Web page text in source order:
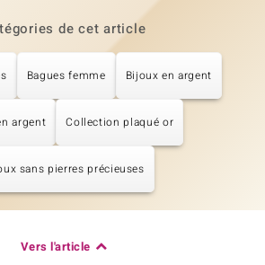
de cet article
Bagues femme Bijoux en argent
argent Collection plaqué or
sans pierres précieuses
Vers l'article